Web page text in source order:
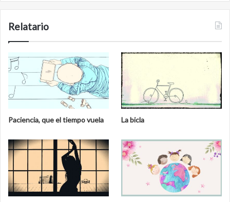
Relatario
Paciencia, que el tiempo vuela La bicla